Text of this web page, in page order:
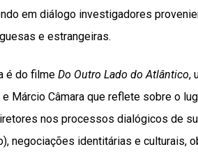
em diálogo investigadores
e estrangeiras.
é do filme Do Outro Lado do Atlântico,
Márcio Câmara que reflete sobre o
nos processos dialógicos de
negociações identitárias e culturais,